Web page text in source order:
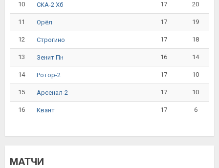
10 СКА-2 Хб 17 20
11 Орёл 17 19
12 Строгино 17 18
13 Зенит Пн 16 14
14 Ротор-2 17 10
15 Арсенал-2 17 10
16 Квант 17 6
МАТЧИ